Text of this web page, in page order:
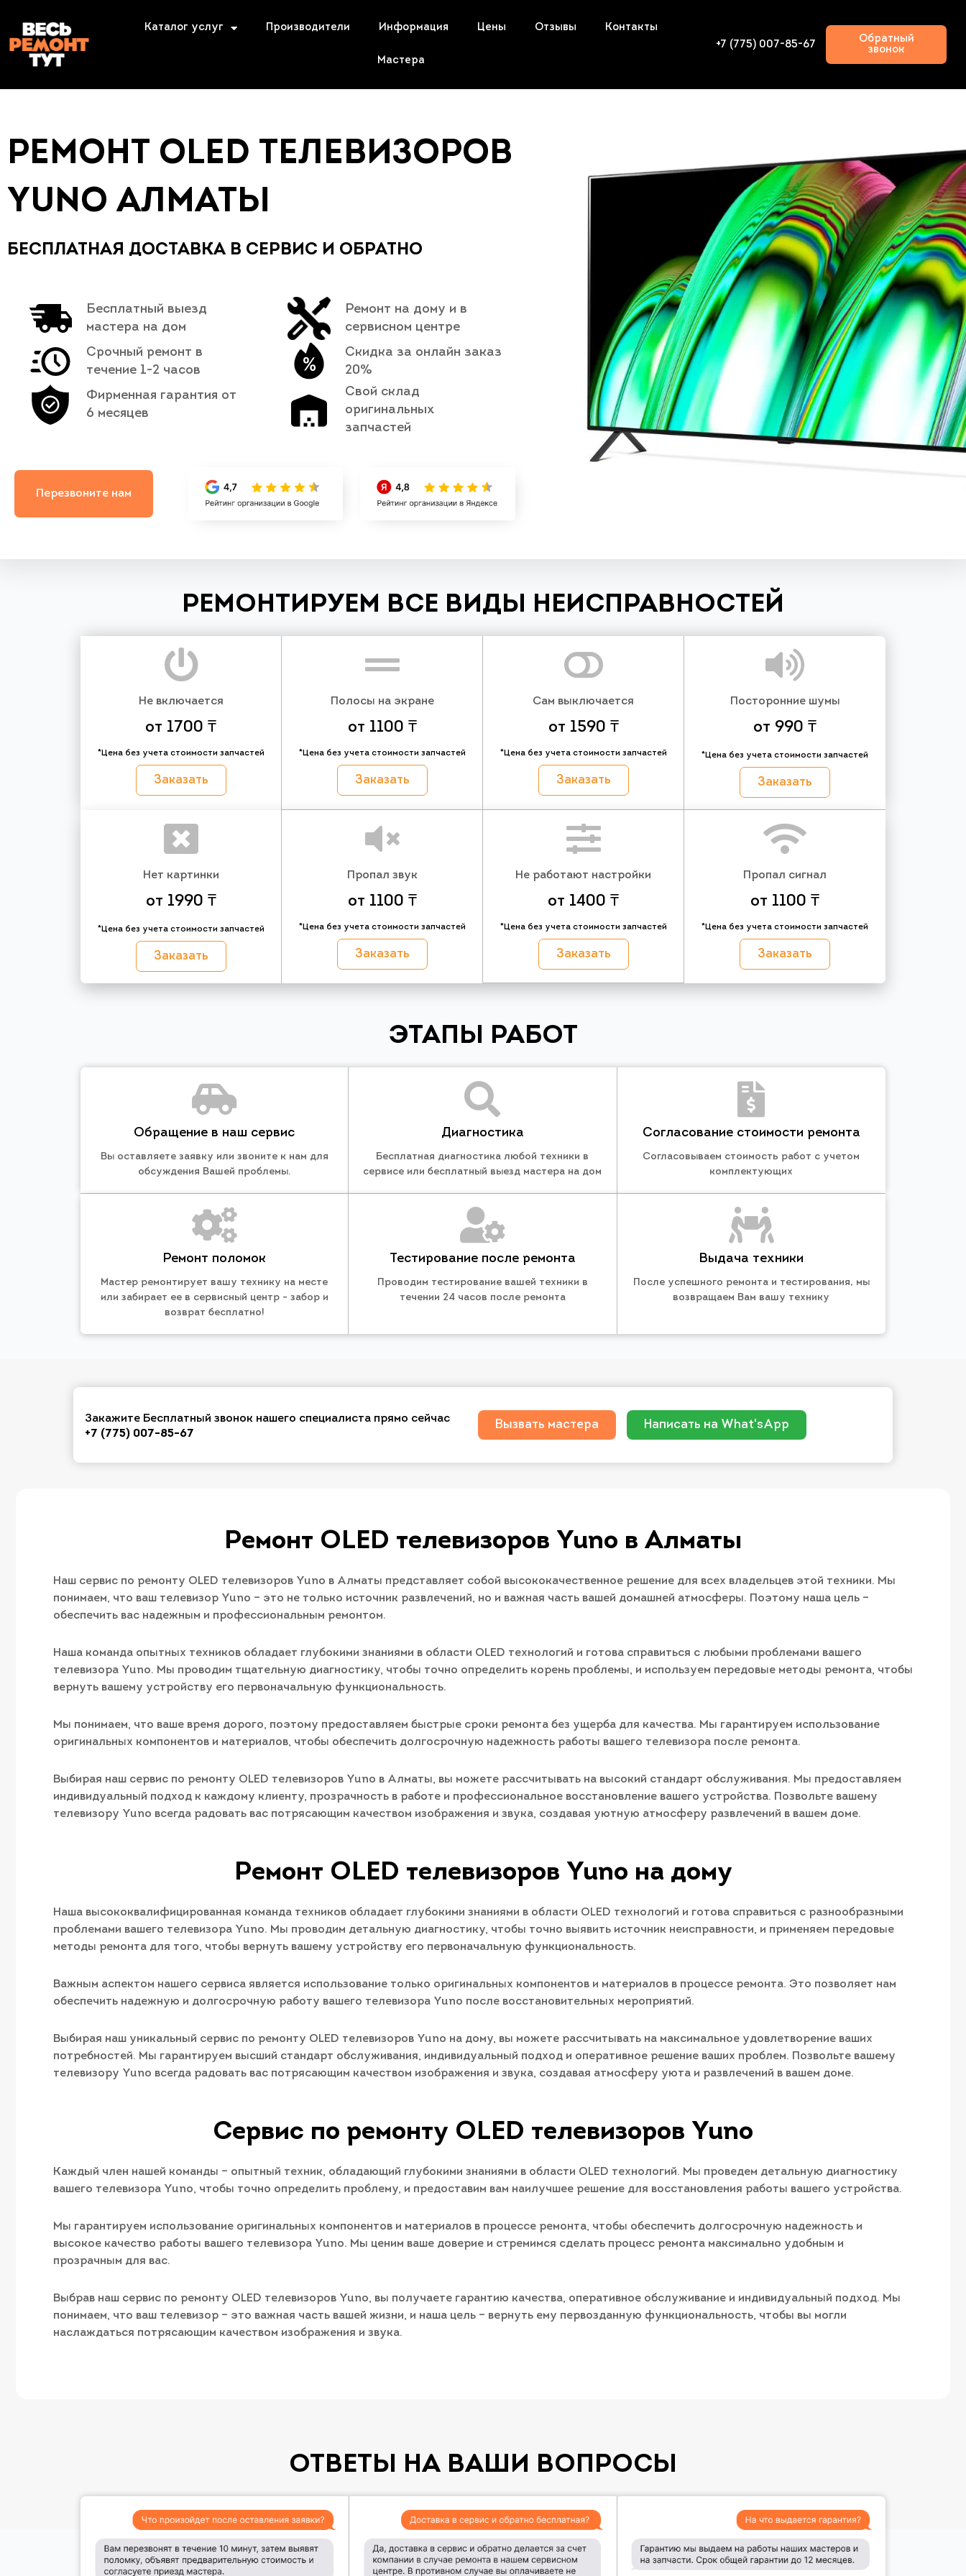
Каталог услуг Производители Информация Цены Отзывы Контакты
Мастера
+7 (775) 007-85-67
Обратный
звонок
РЕМОНТ OLED ТЕЛЕВИЗОРОВ
YUNO АЛМАТЫ
БЕСПЛАТНАЯ ДОСТАВКА В СЕРВИС И ОБРАТНО
Бесплатный выезд
мастера на дом
Срочный ремонт в
течение 1-2 часов
Фирменная гарантия от
6 месяцев
Ремонт на дому и в
сервисном центре
Скидка за онлайн заказ
20%
Свой склад
оригинальных
запчастей
Перезвоните нам
РЕМОНТИРУЕМ ВСЕ ВИДЫ НЕИСПРАВНОСТЕЙ
Не включается
от 1700 ₸
*Цена без учета стоимости запчастей
Заказать
Полосы на экране
от 1100 ₸
*Цена без учета стоимости запчастей
Заказать
Сам выключается
от 1590 ₸
*Цена без учета стоимости запчастей
Заказать
Посторонние шумы
от 990 ₸
*Цена без учета стоимости запчастей
Заказать
Нет картинки
от 1990 ₸
*Цена без учета стоимости запчастей
Заказать
Пропал звук
от 1100 ₸
*Цена без учета стоимости запчастей
Заказать
Не работают настройки
от 1400 ₸
*Цена без учета стоимости запчастей
Заказать
Пропал сигнал
от 1100 ₸
*Цена без учета стоимости запчастей
Заказать
ЭТАПЫ РАБОТ
Обращение в наш сервис
Вы оставляете заявку или звоните к нам для
обсуждения Вашей проблемы.
Диагностика
Бесплатная диагностика любой техники в
сервисе или бесплатный выезд мастера на дом
Согласование стоимости ремонта
Согласовываем стоимость работ с учетом
комплектующих
Ремонт поломок
Мастер ремонтирует вашу технику на месте
или забирает ее в сервисный центр - забор и
возврат бесплатно!
Тестирование после ремонта
Проводим тестирование вашей техники в
течении 24 часов после ремонта
Выдача техники
После успешного ремонта и тестирования, мы
возвращаем Вам вашу технику
Закажите Бесплатный звонок нашего специалиста прямо сейчас
+7 (775) 007-85-67
Вызвать мастера Написать на What'sApp
Ремонт OLED телевизоров Yuno в Алматы
Наш сервис по ремонту OLED телевизоров Yuno в Алматы представляет собой высококачественное решение для всех владельцев этой техники. Мы
понимаем, что ваш телевизор Yuno – это не только источник развлечений, но и важная часть вашей домашней атмосферы. Поэтому наша цель –
обеспечить вас надежным и профессиональным ремонтом.
Наша команда опытных техников обладает глубокими знаниями в области OLED технологий и готова справиться с любыми проблемами вашего
телевизора Yuno. Мы проводим тщательную диагностику, чтобы точно определить корень проблемы, и используем передовые методы ремонта, чтобы
вернуть вашему устройству его первоначальную функциональность.
Мы понимаем, что ваше время дорого, поэтому предоставляем быстрые сроки ремонта без ущерба для качества. Мы гарантируем использование
оригинальных компонентов и материалов, чтобы обеспечить долгосрочную надежность работы вашего телевизора после ремонта.
Выбирая наш сервис по ремонту OLED телевизоров Yuno в Алматы, вы можете рассчитывать на высокий стандарт обслуживания. Мы предоставляем
индивидуальный подход к каждому клиенту, прозрачность в работе и профессиональное восстановление вашего устройства. Позвольте вашему
телевизору Yuno всегда радовать вас потрясающим качеством изображения и звука, создавая уютную атмосферу развлечений в вашем доме.
Ремонт OLED телевизоров Yuno на дому
Наша высококвалифицированная команда техников обладает глубокими знаниями в области OLED технологий и готова справиться с разнообразными
проблемами вашего телевизора Yuno. Мы проводим детальную диагностику, чтобы точно выявить источник неисправности, и применяем передовые
методы ремонта для того, чтобы вернуть вашему устройству его первоначальную функциональность.
Важным аспектом нашего сервиса является использование только оригинальных компонентов и материалов в процессе ремонта. Это позволяет нам
обеспечить надежную и долгосрочную работу вашего телевизора Yuno после восстановительных мероприятий.
Выбирая наш уникальный сервис по ремонту OLED телевизоров Yuno на дому, вы можете рассчитывать на максимальное удовлетворение ваших
потребностей. Мы гарантируем высший стандарт обслуживания, индивидуальный подход и оперативное решение ваших проблем. Позвольте вашему
телевизору Yuno всегда радовать вас потрясающим качеством изображения и звука, создавая атмосферу уюта и развлечений в вашем доме.
Сервис по ремонту OLED телевизоров Yuno
Каждый член нашей команды – опытный техник, обладающий глубокими знаниями в области OLED технологий. Мы проведем детальную диагностику
вашего телевизора Yuno, чтобы точно определить проблему, и предоставим вам наилучшее решение для восстановления работы вашего устройства.
Мы гарантируем использование оригинальных компонентов и материалов в процессе ремонта, чтобы обеспечить долгосрочную надежность и
высокое качество работы вашего телевизора Yuno. Мы ценим ваше доверие и стремимся сделать процесс ремонта максимально удобным и
прозрачным для вас.
Выбрав наш сервис по ремонту OLED телевизоров Yuno, вы получаете гарантию качества, оперативное обслуживание и индивидуальный подход. Мы
понимаем, что ваш телевизор – это важная часть вашей жизни, и наша цель – вернуть ему первозданную функциональность, чтобы вы могли
наслаждаться потрясающим качеством изображения и звука.
ОТВЕТЫ НА ВАШИ ВОПРОСЫ